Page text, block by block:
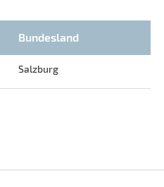
Bundesland
Salzburg